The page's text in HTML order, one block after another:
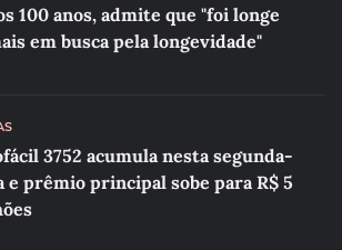
100 anos, admite que "foi longe
em busca pela longevidade"
3752 acumula nesta segunda-
e prêmio principal sobe para R$ 5